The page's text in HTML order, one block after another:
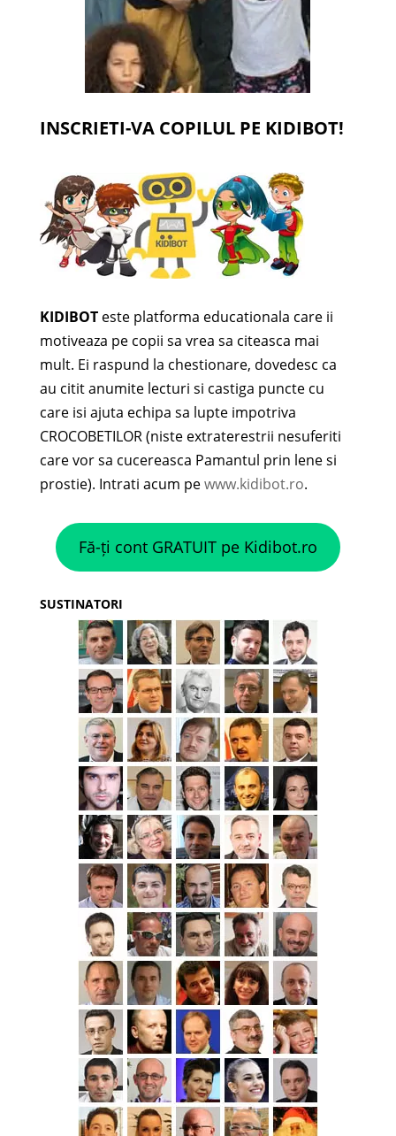
INSCRIETI-VA COPILUL PE KIDIBOT!
KIDIBOTeste platforma educationala care ii
motiveaza pe copii sa vrea sa citeasca mai
mult. Ei raspund la chestionare, dovedesc ca
au citit anumite lecturi si castiga puncte cu
care isi ajuta echipa sa lupte impotriva
CROCOBETILOR (niste extraterestrii nesuferiti
care vor sa cucereasca Pamantul prin lene si
prostie). Intrati acum pewww.kidibot.ro.
Fă-ți cont GRATUIT pe Kidibot.ro
SUSTINATORI